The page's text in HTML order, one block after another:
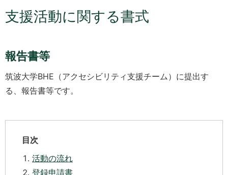
支援活動に関する書式
報告書等
筑波大学BHE（アクセシビリティ支援チーム）に提出す
る、報告書等です。
目次
活動の流れ
登録申請書